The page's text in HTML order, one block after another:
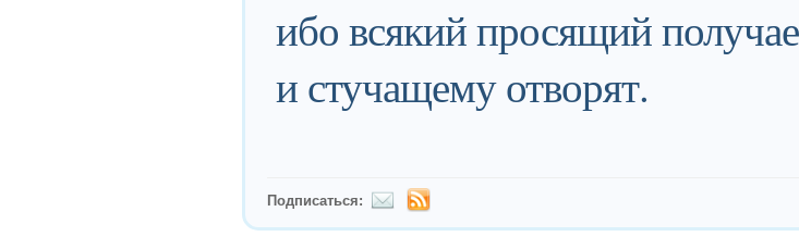
ибо всякий просящий
и стучащему отворят.
Подписаться: